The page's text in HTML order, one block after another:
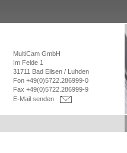
MultiCam GmbH
Im Felde 1
31711 Bad Eilsen / Luhden
Fon +49(0)5722.286999-0
Fax +49(0)5722.286999-9
E-Mail senden